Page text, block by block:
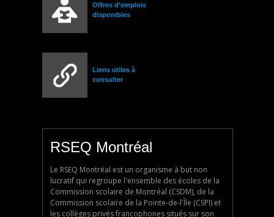
Offres d’emplois
disponibles
Liens utiles à
consulter
RSEQ Montréal
Le RSEQ Montréal est un organisme à but non
lucratif qui regroupe l'ensemble des écoles de la
Commission scolaire de Montréal (CSDM), de la
Commission scolaire de la Pointe-de-l'Île (CSPI) et
les collèges privés francophones situés sur son